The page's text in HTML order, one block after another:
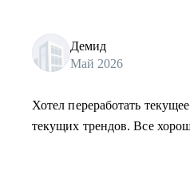
Демид
Май 2026
Хотел переработать
текущих трендов. Все